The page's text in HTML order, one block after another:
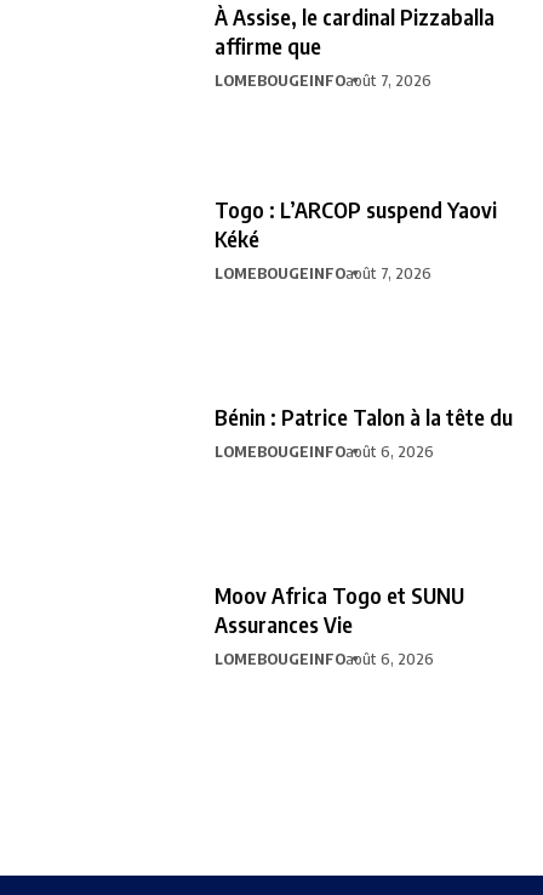
À Assise, le cardinal Pizzaballa
affirme que
LOMEBOUGEINFOaoût 7, 2026
Togo : L’ARCOP suspend Yaovi
Kéké
LOMEBOUGEINFOaoût 7, 2026
Bénin : Patrice Talon à la tête du
LOMEBOUGEINFOaoût 6, 2026
Moov Africa Togo et SUNU
Assurances Vie
LOMEBOUGEINFOaoût 6, 2026